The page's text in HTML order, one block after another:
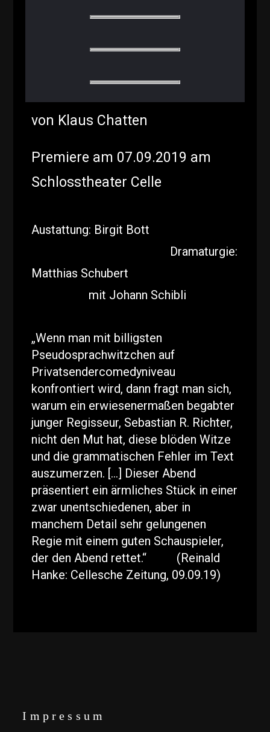
von Klaus Chatten
Premiere am 07.09.2019 am
Schlosstheater Celle
Austattung: Birgit Bott
Dramaturgie:
Matthias Schubert
mit Johann Schibli
„Wenn man mit billigsten
Pseudosprachwitzchen auf
Privatsendercomedyniveau
konfrontiert wird, dann fragt man sich,
warum ein erwiesenermaßen begabter
junger Regisseur, Sebastian R. Richter,
nicht den Mut hat, diese blöden Witze
und die grammatischen Fehler im Text
auszumerzen. […] Dieser Abend
präsentiert ein ärmliches Stück in einer
zwar unentschiedenen, aber in
manchem Detail sehr gelungenen
Regie mit einem guten Schauspieler,
der den Abend rettet.“ (Reinald
Hanke: Cellesche Zeitung, 09.09.19)
Impressum